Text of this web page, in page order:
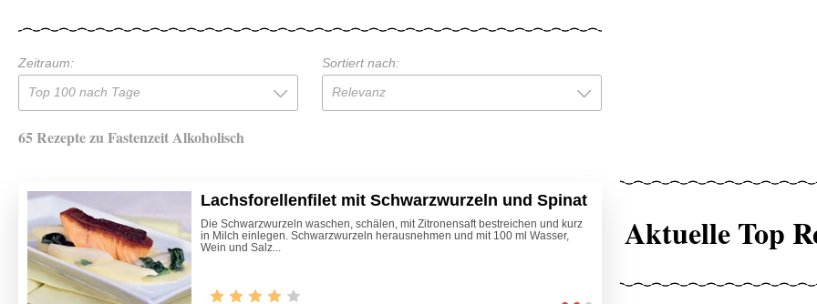
Zeitraum:
Top 100 nach Tage
Sortiert nach:
Relevanz
65 Rezepte zu Fastenzeit Alkoholisch
Lachsforellenfilet mit Schwarzwurzeln und Spinat
Die Schwarzwurzeln waschen, schälen, mit Zitronensaft bestreichen und kurz
in Milch einlegen. Schwarzwurzeln herausnehmen und mit 100 ml Wasser,
Wein und Salz...
Aktuelle Top